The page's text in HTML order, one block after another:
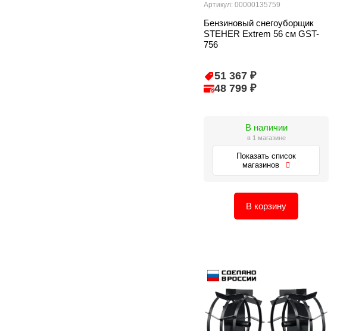
Артикул: 00000135759
Бензиновый снегоуборщик
STEHER Extrem 56 см GST-
756
51 367 ₽
48 799 ₽
В наличии
в 1 магазине
Показать список
магазинов
В корзину